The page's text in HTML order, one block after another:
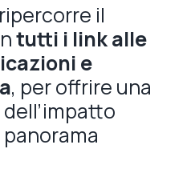
il
tutti i link alle
e
, per offrire una